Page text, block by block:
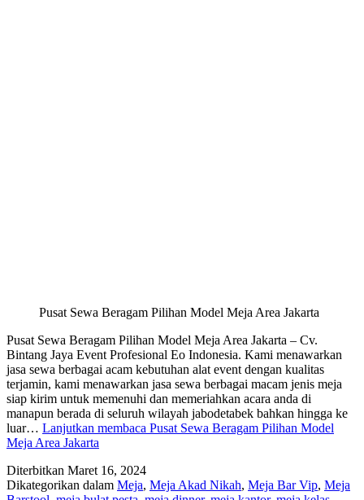
Pusat Sewa Beragam Pilihan Model Meja Area Jakarta
Pusat Sewa Beragam Pilihan Model Meja Area Jakarta – Cv.
Bintang Jaya Event Profesional Eo Indonesia. Kami menawarkan
jasa sewa berbagai acam kebutuhan alat event dengan kualitas
terjamin, kami menawarkan jasa sewa berbagai macam jenis meja
siap kirim untuk memenuhi dan memeriahkan acara anda di
manapun berada di seluruh wilayah jabodetabek bahkan hingga ke
luar… Lanjutkan membaca Pusat Sewa Beragam Pilihan Model
Meja Area Jakarta
Diterbitkan Maret 16, 2024
Dikategorikan dalam Meja, Meja Akad Nikah, Meja Bar Vip, Meja